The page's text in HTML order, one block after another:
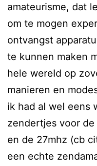
amateurisme, dat
om te mogen
ontvangst
te kunnen maken
hele wereld op
manieren en
ik had al wel eens
zendertjes voor
en de 27mhz (cb
een echte